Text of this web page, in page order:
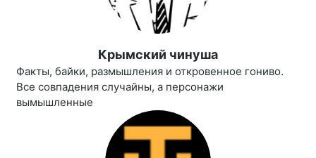
Крымский чинуша
Факты, байки, размышления и откровенное гониво.
Все совпадения случайны, а персонажи
вымышленные